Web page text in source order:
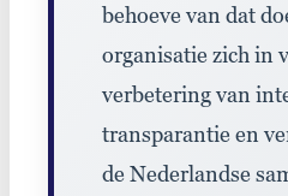
behoeve van dat
organisatie zich in
verbetering van
transparantie en
de Nederlandse